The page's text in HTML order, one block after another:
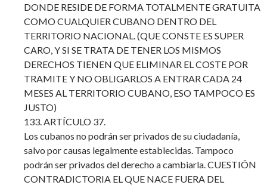
DONDE RESIDE DE FORMA TOTALMENTE GRATUITA
COMO CUALQUIER CUBANO DENTRO DEL
TERRITORIO NACIONAL. (QUE CONSTE ES SUPER
CARO, Y SI SE TRATA DE TENER LOS MISMOS
DERECHOS TIENEN QUE ELIMINAR EL COSTE POR
TRAMITE Y NO OBLIGARLOS A ENTRAR CADA 24
MESES AL TERRITORIO CUBANO, ESO TAMPOCO ES
JUSTO)
133. ARTÍCULO 37.
Los cubanos no podrán ser privados de su ciudadanía,
salvo por causas legalmente establecidas. Tampoco
podrán ser privados del derecho a cambiarla. CUESTIÓN
CONTRADICTORIA EL QUE NACE FUERA DEL